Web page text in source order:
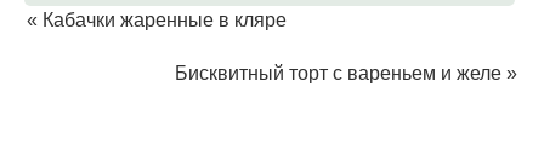
« Кабачки жаренные в кляре
Бисквитный торт с вареньем и желе »